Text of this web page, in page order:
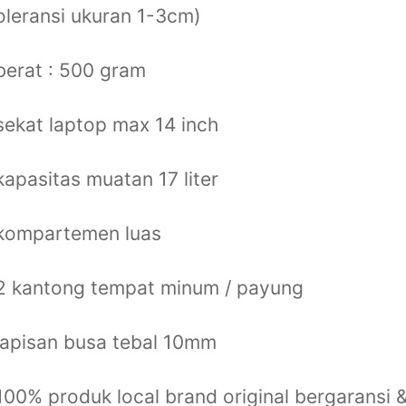
ukuran 1-3cm)
: 500 gram
laptop max 14 inch
muatan 17 liter
luas
kantong tempat minum / payung
busa tebal 10mm
produk local brand original bergaransi